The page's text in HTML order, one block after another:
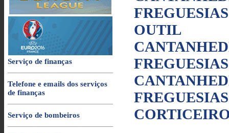
Serviço de finanças
Telefone e emails dos serviços
de finanças
Serviço de bombeiros
OUTIL